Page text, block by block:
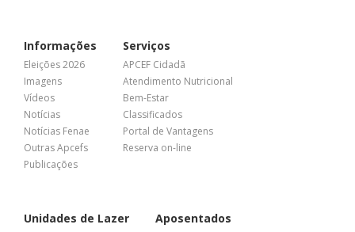
Informações
Eleições 2026
Imagens
Vídeos
Notícias
Notícias Fenae
Outras Apcefs
Publicações
Serviços
APCEF Cidadã
Atendimento Nutricional
Bem-Estar
Classificados
Portal de Vantagens
Reserva on-line
Unidades de Lazer Aposentados